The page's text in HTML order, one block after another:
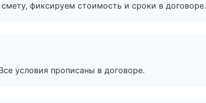
фиксируем стоимость и сроки в договоре.
условия прописаны в договоре.